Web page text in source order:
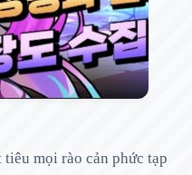
mọi rào cản phức tạp